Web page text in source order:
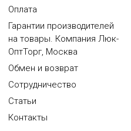
Оплата
Гарантии производителей
на товары. Компания Люк-
ОптТорг, Москва
Обмен и возврат
Сотрудничество
Статьи
Контакты